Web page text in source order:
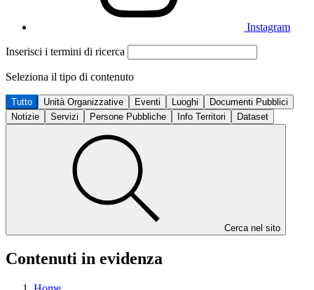
Instagram
Inserisci i termini di ricerca
Seleziona il tipo di contenuto
Tutto Unità Organizzative Eventi Luoghi
Documenti Pubblici
Notizie
Servizi Persone Pubbliche Info Territori Dataset
Cerca nel sito
Contenuti in evidenza